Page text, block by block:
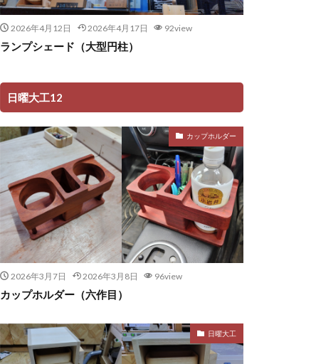
2026年4月12日 2026年4月17日 92view
ランプシェード（大型円柱）
日曜大工12
カップホルダー
2026年3月7日 2026年3月8日 96view
カップホルダー（六作目）
日曜大工